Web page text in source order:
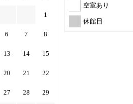
空室あり
休館日
1
6 7 8
13 14 15
20 21 22
27 28 29